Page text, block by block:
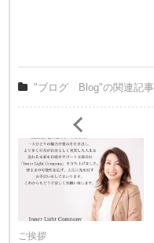
"ブログ Blog"の関連記事
ご挨拶